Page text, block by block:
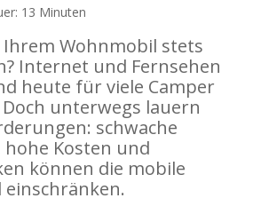
13 Minuten
Ihrem Wohnmobil stets
Internet und Fernsehen
heute für viele Camper
unterwegs lauern
schwache
Kosten und
können die mobile
einschränken.